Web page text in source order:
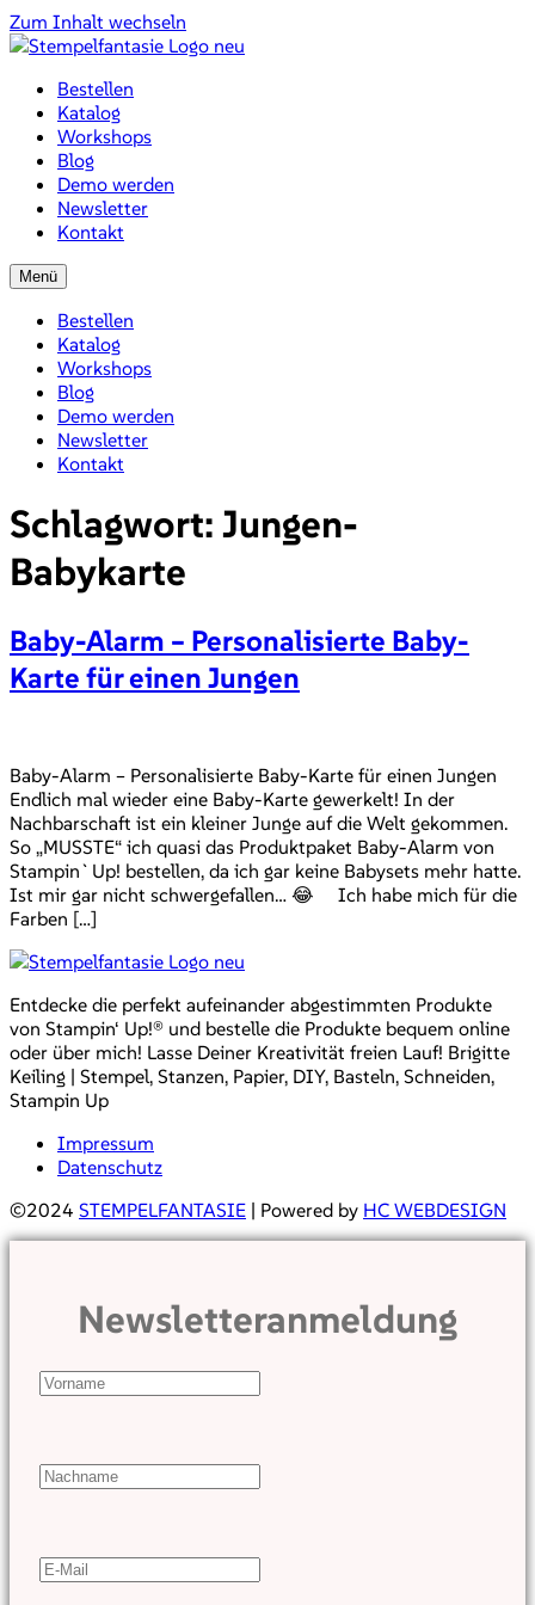
Zum Inhalt wechseln
Bestellen
Katalog
Workshops
Blog
Demo werden
Newsletter
Kontakt
Menü
Bestellen
Katalog
Workshops
Blog
Demo werden
Newsletter
Kontakt
Schlagwort: Jungen-
Babykarte
Baby-Alarm – Personalisierte Baby-
Karte für einen Jungen
Baby-Alarm – Personalisierte Baby-Karte für einen Jungen
Endlich mal wieder eine Baby-Karte gewerkelt! In der
Nachbarschaft ist ein kleiner Junge auf die Welt gekommen.
So „MUSSTE“ ich quasi das Produktpaket Baby-Alarm von
Stampin`Up! bestellen, da ich gar keine Babysets mehr hatte.
Ist mir gar nicht schwergefallen… 😂 Ich habe mich für die
Farben […]
Entdecke die perfekt aufeinander abgestimmten Produkte
von Stampin‘ Up!® und bestelle die Produkte bequem online
oder über mich! Lasse Deiner Kreativität freien Lauf! Brigitte
Keiling | Stempel, Stanzen, Papier, DIY, Basteln, Schneiden,
Stampin Up
Impressum
Datenschutz
©2024 STEMPELFANTASIE | Powered by HC WEBDESIGN
Newsletteranmeldung